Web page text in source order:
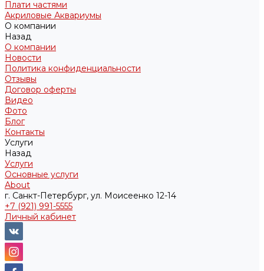
Плати частями
Акриловые Аквариумы
О компании
Назад
О компании
Новости
Политика конфиденциальности
Отзывы
Договор оферты
Видео
Фото
Блог
Контакты
Услуги
Назад
Услуги
Основные услуги
About
г. Санкт-Петербург, ул. Моисеенко 12-14
+7 (921) 991-5555
Личный кабинет